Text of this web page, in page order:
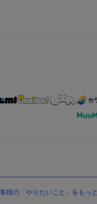
様の「やりたいこと」をもっ